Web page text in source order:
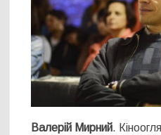
Валерій Мирний.